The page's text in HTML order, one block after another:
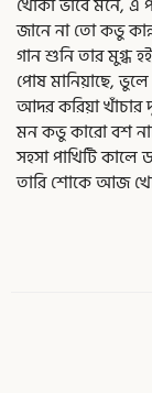
জানে না তো কভু
গান শুনি তার মুগ্ধ
পোষ মানিয়াছে,
আদর করিয়া খাঁচার
মন কভু কারো বশ
সহসা পাখিটি কালে
তারি শোকে আজ